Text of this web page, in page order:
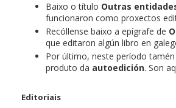
Baixo o título Outras
funcionaron como proxectos
Recóllense baixo a epígrafe de
que editaron algún libro en
Por último, neste período
produto da autoedición. Son
Editoriais